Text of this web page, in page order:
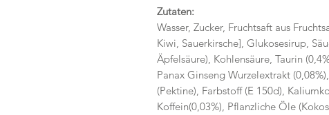
Zutaten:
Wasser, Zucker, Fruchtsaft aus
Kiwi, Sauerkirsche], Glukosesirup,
Äpfelsäure), Kohlensäure, Taurin
Panax Ginseng Wurzelextrakt
(Pektine), Farbstoff (E 150d),
Koffein(0,03%), Pflanzliche Öle